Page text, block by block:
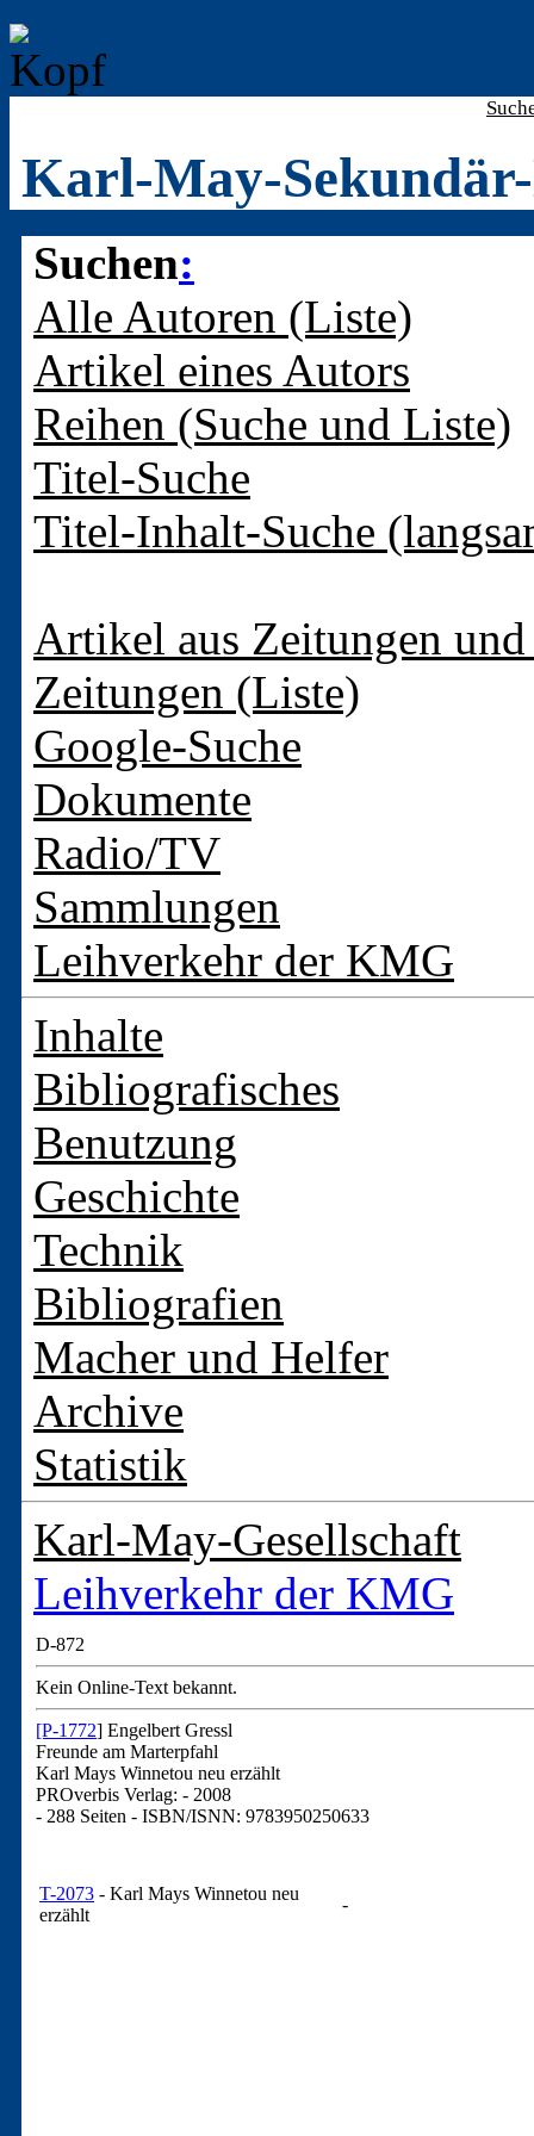
Karl-May-
Suchen:
Alle Autoren (Liste)
Artikel eines Autors
Reihen (Suche und Liste)
Titel-Suche
Titel-Inhalt-Suche
Artikel aus Zeitungen
Zeitungen (Liste)
Google-Suche
Dokumente
Radio/TV
Sammlungen
Leihverkehr der KMG
Inhalte
Bibliografisches
Benutzung
Geschichte
Technik
Bibliografien
Macher und Helfer
Archive
Statistik
Karl-May-Gesellschaft
Leihverkehr der KMG
D-872
Kein Online-Text bekannt.
[P-1772] Engelbert Gressl
Freunde am Marterpfahl
Karl Mays Winnetou neu erzählt
PROverbis Verlag: - 2008
- 288 Seiten - ISBN/ISNN: 9783950250633
T-2073 - Karl Mays Winnetou neu
erzählt
-